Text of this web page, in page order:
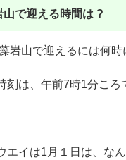
山で迎える時間は ?
岩山で迎えるには何
刻は、午前7時1分ころ
エイは1月１日は、な